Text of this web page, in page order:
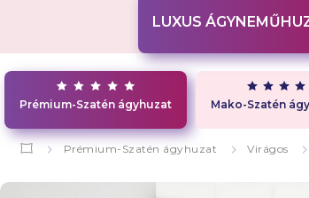
LUXUS
Prémium-Szatén ágyhuzat Mako-Szatén
Prémium-Szatén ágyhuzat Virágos